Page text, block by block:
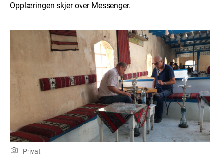
Opplæringen skjer over Messenger.
Privat